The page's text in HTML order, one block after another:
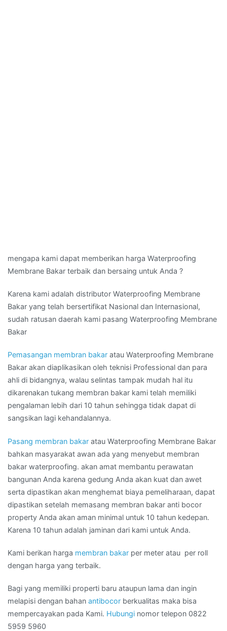
mengapa kami dapat memberikan harga Waterproofing
Membrane Bakar terbaik dan bersaing untuk Anda ?
Karena kami adalah distributor Waterproofing Membrane
Bakar yang telah bersertifikat Nasional dan Internasional,
sudah ratusan daerah kami pasang Waterproofing Membrane
Bakar
Pemasangan membran bakar atau Waterproofing Membrane
Bakar akan diaplikasikan oleh teknisi Professional dan para
ahli di bidangnya, walau selintas tampak mudah hal itu
dikarenakan tukang membran bakar kami telah memiliki
pengalaman lebih dari 10 tahun sehingga tidak dapat di
sangsikan lagi kehandalannya.
Pasang membran bakar atau Waterproofing Membrane Bakar
bahkan masyarakat awan ada yang menyebut membran
bakar waterproofing. akan amat membantu perawatan
bangunan Anda karena gedung Anda akan kuat dan awet
serta dipastikan akan menghemat biaya pemeliharaan, dapat
dipastikan setelah memasang membran bakar anti bocor
property Anda akan aman minimal untuk 10 tahun kedepan.
Karena 10 tahun adalah jaminan dari kami untuk Anda.
Kami berikan harga membran bakar per meter atau per roll
dengan harga yang terbaik.
Bagi yang memiliki properti baru ataupun lama dan ingin
melapisi dengan bahan antibocor berkualitas maka bisa
mempercayakan pada Kami. Hubungi nomor telepon 0822
5959 5960